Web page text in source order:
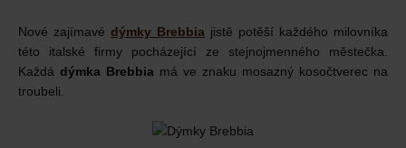
Nové zajímavé dýmky Brebbia jistě potěší každého milovníka
této italské firmy pocházející ze stejnojmenného městečka.
Každá dýmka Brebbia má ve znaku mosazný kosočtverec na
troubeli.